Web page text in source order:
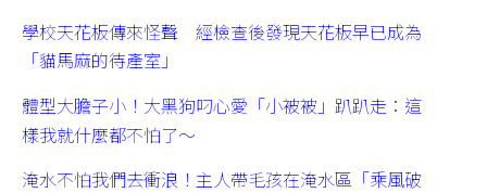
學校天花板傳來怪聲 經檢查後發現天花板早已成為
「貓馬麻的待產室」
體型大膽子小！大黑狗叼心愛「小被被」趴趴走：這
樣我就什麼都不怕了～
淹水不怕我們去衝浪！主人帶毛孩在淹水區「乘風破